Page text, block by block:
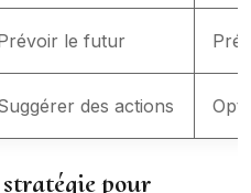
le futur
des actions
pour